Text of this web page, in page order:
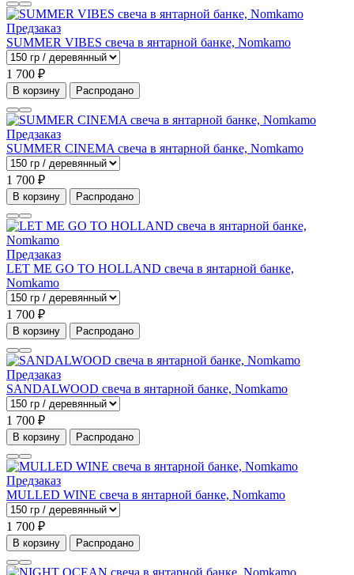
Предзаказ
SUMMER VIBES свеча в янтарной банке, Nomkamo
1 700 ₽
В корзину Распродано
Предзаказ
SUMMER CINEMA свеча в янтарной банке, Nomkamo
1 700 ₽
В корзину Распродано
Предзаказ
LET ME GO TO HOLLAND свеча в янтарной банке,
Nomkamo
1 700 ₽
В корзину Распродано
Предзаказ
SANDALWOOD свеча в янтарной банке, Nomkamo
1 700 ₽
В корзину Распродано
Предзаказ
MULLED WINE свеча в янтарной банке, Nomkamo
1 700 ₽
В корзину Распродано